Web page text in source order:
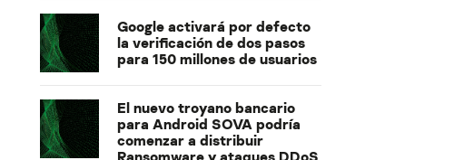
Google activará por defecto
la verificación de dos pasos
para 150 millones de usuarios
El nuevo troyano bancario
para Android SOVA podría
comenzar a distribuir
Ransomware y ataques DDoS